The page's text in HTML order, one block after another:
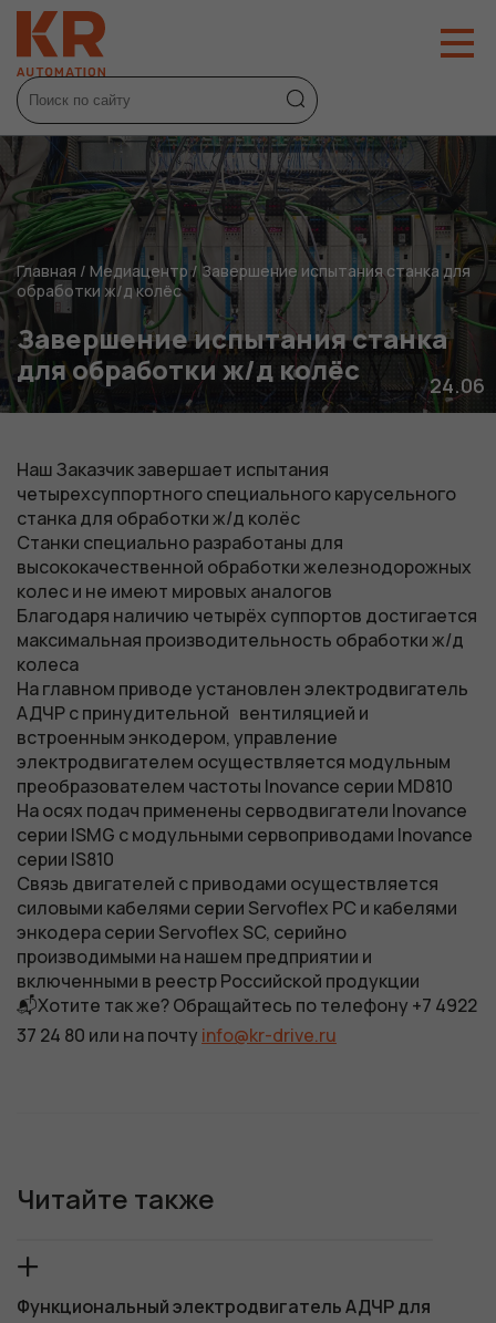
Главная / Медиацентр/ Завершение испытания станка для
обработки ж/д колёс
Завершение испытания станка
для обработки ж/д колёс
24.06
Наш Заказчик завершает испытания
четырехсуппортного специального карусельного
станка для обработки ж/д колёс
Станки специально разработаны для
высококачественной обработки железнодорожных
колес и не имеют мировых аналогов
Благодаря наличию четырёх суппортов достигается
максимальная производительность обработки ж/д
колеса
На главном приводе установлен электродвигатель
АДЧР с принудительной вентиляцией и
встроенным энкодером, управление
электродвигателем осуществляется модульным
преобразователем частоты Inovance серии MD810
На осях подач применены серводвигатели Inovance
серии ISMG с модульными сервоприводами Inovance
серии IS810
Связь двигателей с приводами осуществляется
силовыми кабелями серии Servoflex PC и кабелями
энкодера серии Servoflex SC, серийно
производимыми на нашем предприятии и
включенными в реестр Российской продукции
📬Хотите так же? Обращайтесь по телефону +7 4922
37 24 80 или на почту info@kr-drive.ru
Читайте также
Функциональный электродвигатель АДЧР для